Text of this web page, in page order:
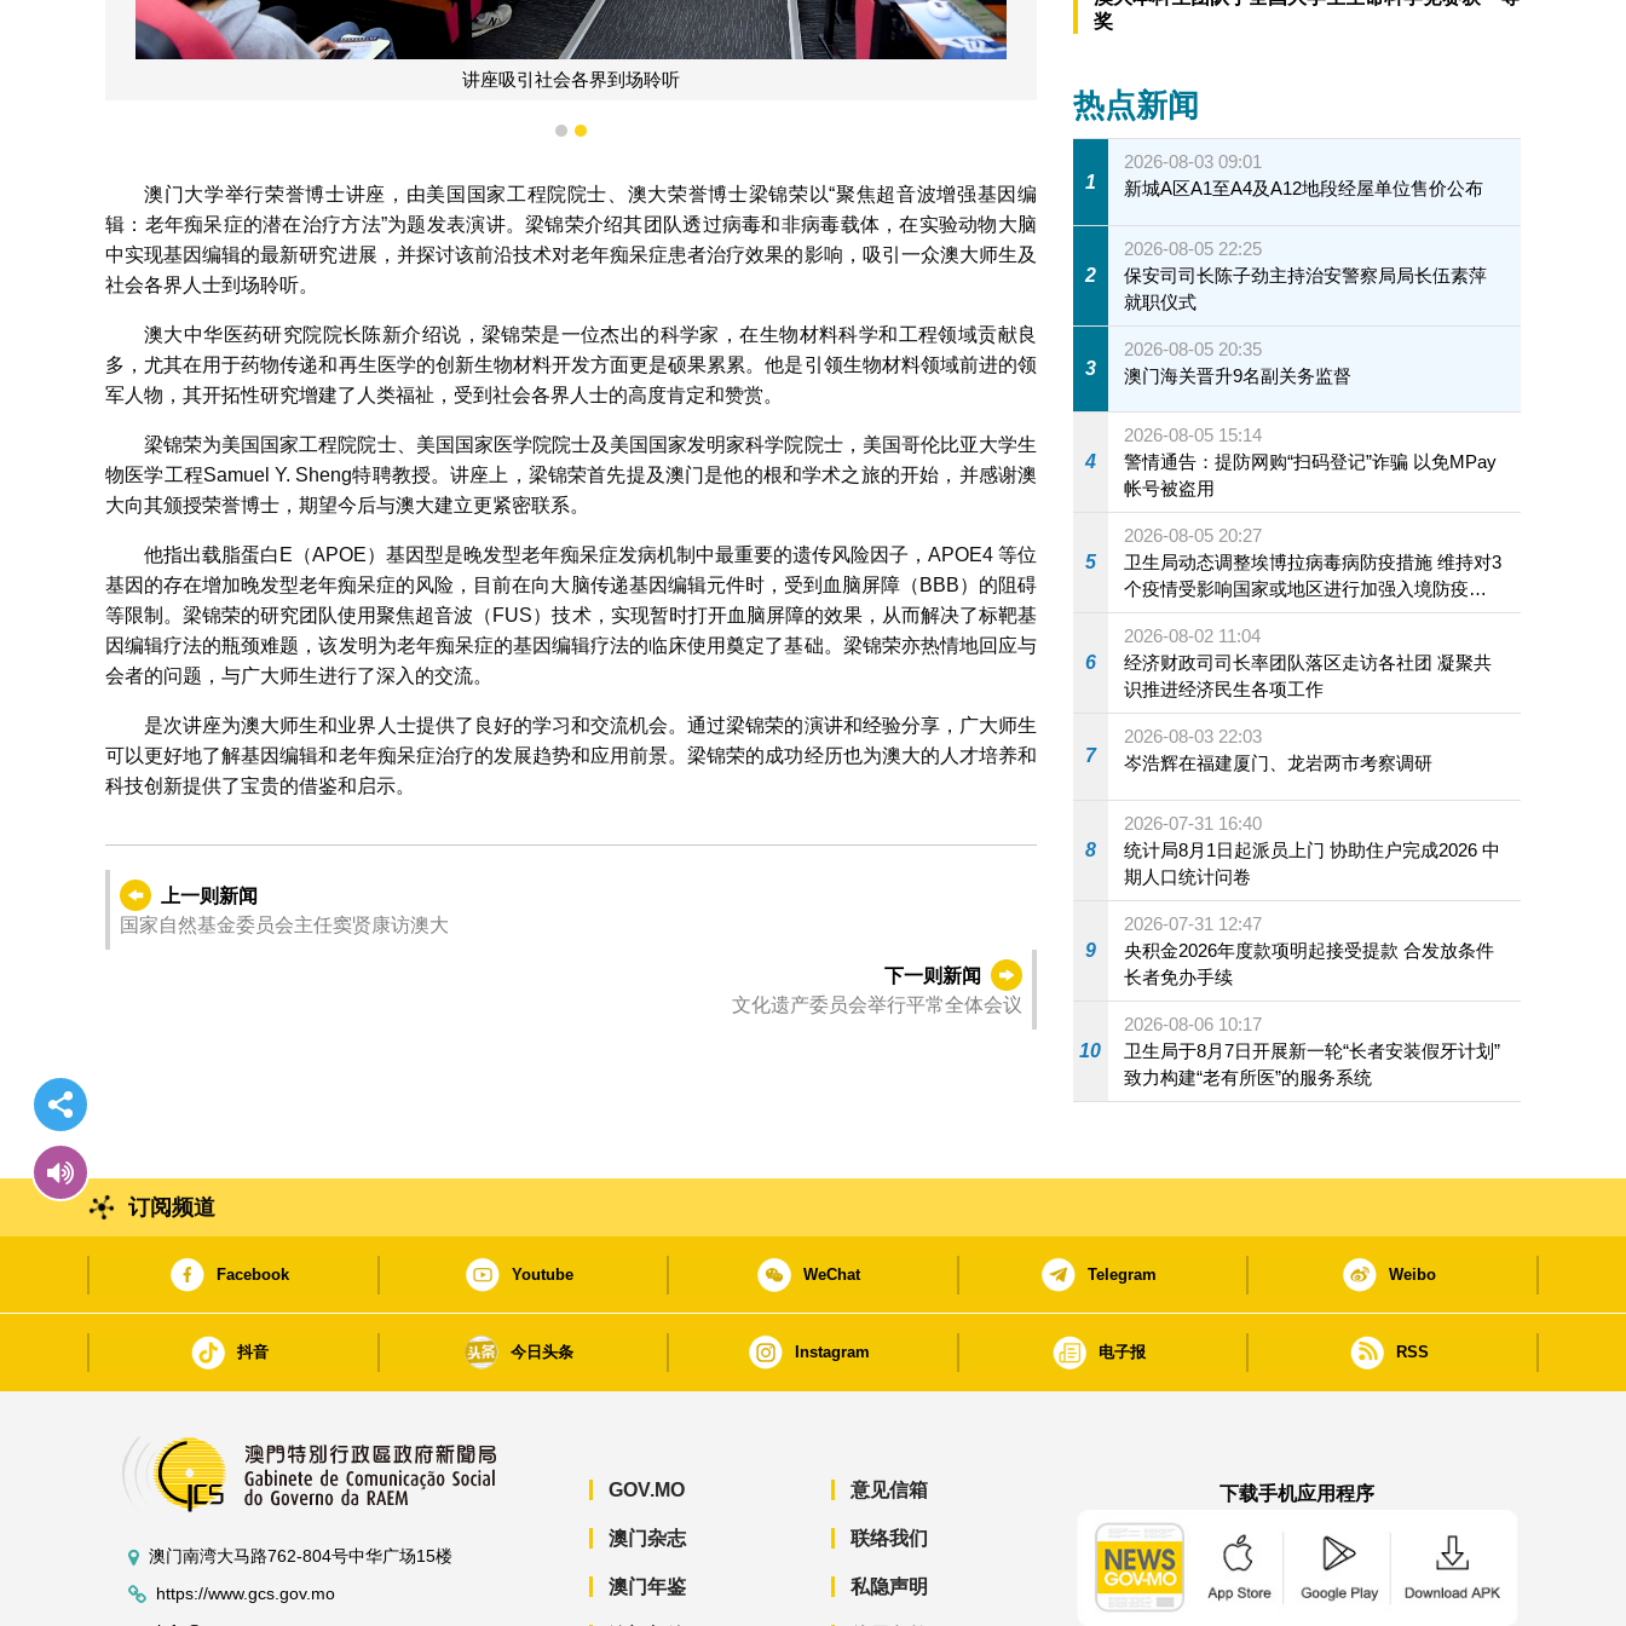
讲座吸引社会各界到场聆听
1 2
澳门大学举行荣誉博士讲座，由美国国家工程院院士、澳大荣誉博士梁锦荣以“聚焦超音波增强基因编
辑：老年痴呆症的潜在治疗方法”为题发表演讲。梁锦荣介绍其团队透过病毒和非病毒载体，在实验动物大脑
中实现基因编辑的最新研究进展，并探讨该前沿技术对老年痴呆症患者治疗效果的影响，吸引一众澳大师生及
社会各界人士到场聆听。
澳大中华医药研究院院长陈新介绍说，梁锦荣是一位杰出的科学家，在生物材料科学和工程领域贡献良
多，尤其在用于药物传递和再生医学的创新生物材料开发方面更是硕果累累。他是引领生物材料领域前进的领
军人物，其开拓性研究增建了人类福祉，受到社会各界人士的高度肯定和赞赏。
梁锦荣为美国国家工程院院士、美国国家医学院院士及美国国家发明家科学院院士，美国哥伦比亚大学生
物医学工程Samuel Y. Sheng特聘教授。讲座上，梁锦荣首先提及澳门是他的根和学术之旅的开始，并感谢澳
大向其颁授荣誉博士，期望今后与澳大建立更紧密联系。
他指出载脂蛋白E（APOE）基因型是晚发型老年痴呆症发病机制中最重要的遗传风险因子，APOE4 等位
基因的存在增加晚发型老年痴呆症的风险，目前在向大脑传递基因编辑元件时，受到血脑屏障（BBB）的阻碍
等限制。梁锦荣的研究团队使用聚焦超音波（FUS）技术，实现暂时打开血脑屏障的效果，从而解决了标靶基
因编辑疗法的瓶颈难题，该发明为老年痴呆症的基因编辑疗法的临床使用奠定了基础。梁锦荣亦热情地回应与
会者的问题，与广大师生进行了深入的交流。
是次讲座为澳大师生和业界人士提供了良好的学习和交流机会。通过梁锦荣的演讲和经验分享，广大师生
可以更好地了解基因编辑和老年痴呆症治疗的发展趋势和应用前景。梁锦荣的成功经历也为澳大的人才培养和
科技创新提供了宝贵的借鉴和启示。
上一则新闻
国家自然基金委员会主任窦贤康访澳大
下一则新闻
文化遗产委员会举行平常全体会议
奖
热点新闻
1
2026-08-03 09:01
新城A区A1至A4及A12地段经屋单位售价公布
2
2026-08-05 22:25
保安司司长陈子劲主持治安警察局局长伍素萍
就职仪式
3
2026-08-05 20:35
澳门海关晋升9名副关务监督
4
2026-08-05 15:14
警情通告：提防网购“扫码登记”诈骗 以免MPay
帐号被盗用
5
2026-08-05 20:27
卫生局动态调整埃博拉病毒病防疫措施 维持对3
个疫情受影响国家或地区进行加强入境防疫措
施
6
2026-08-02 11:04
经济财政司司长率团队落区走访各社团 凝聚共
识推进经济民生各项工作
7
2026-08-03 22:03
岑浩辉在福建厦门、龙岩两市考察调研
8
2026-07-31 16:40
统计局8月1日起派员上门 协助住户完成2026 中
期人口统计问卷
9
2026-07-31 12:47
央积金2026年度款项明起接受提款 合发放条件
长者免办手续
10
2026-08-06 10:17
卫生局于8月7日开展新一轮“长者安装假牙计划”
致力构建“老有所医”的服务系统
订阅频道
Facebook Youtube WeChat Telegram Weibo
抖音 今日头条 Instagram 电子报 RSS
澳门南湾大马路762-804号中华广场15楼
https://www.gcs.gov.mo
GOV.MO
澳门杂志
澳门年鉴
意见信箱
联络我们
私隐声明
下载手机应用程序